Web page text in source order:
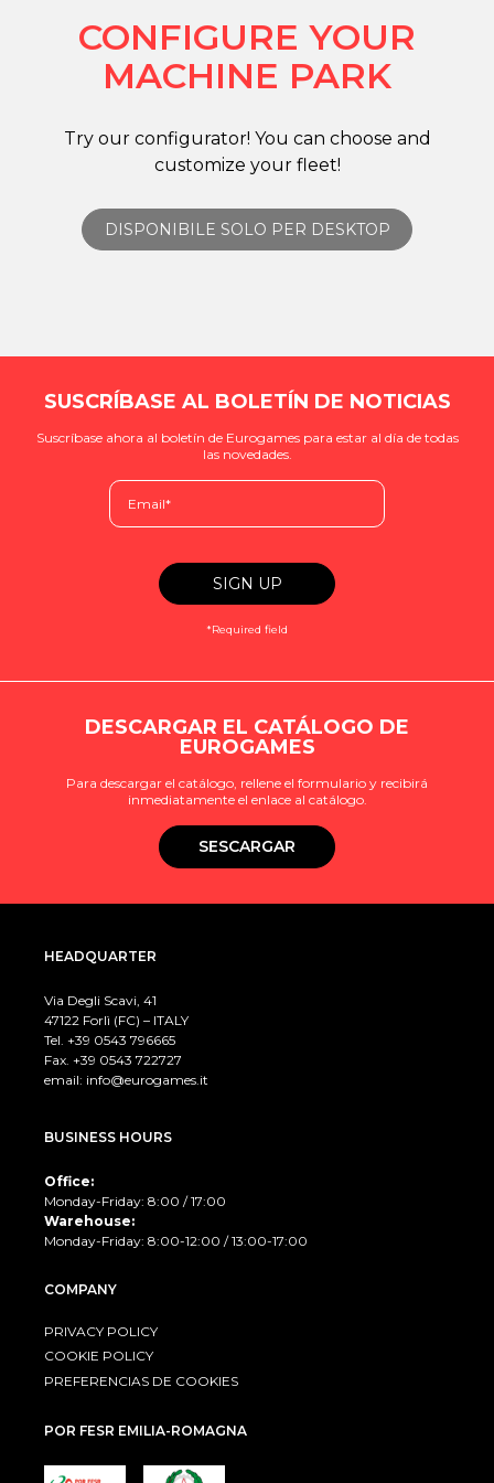
CONFIGURE YOUR
MACHINE PARK
Try our configurator! You can choose and
customize your fleet!
DISPONIBILE SOLO PER DESKTOP
SUSCRÍBASE AL BOLETÍN DE NOTICIAS
Suscríbase ahora al boletín de Eurogames para estar al día de todas
las novedades.
*Required field
DESCARGAR EL CATÁLOGO DE
EUROGAMES
Para descargar el catálogo, rellene el formulario y recibirá
inmediatamente el enlace al catálogo.
SESCARGAR
HEADQUARTER
Via Degli Scavi, 41
47122 Forlì (FC) – ITALY
Tel. +39 0543 796665
Fax. +39 0543 722727
email: info@eurogames.it
BUSINESS HOURS
Office:
Monday-Friday: 8:00 / 17:00
Warehouse:
Monday-Friday: 8:00-12:00 / 13:00-17:00
COMPANY
PRIVACY POLICY
COOKIE POLICY
PREFERENCIAS DE COOKIES
POR FESR EMILIA-ROMAGNA